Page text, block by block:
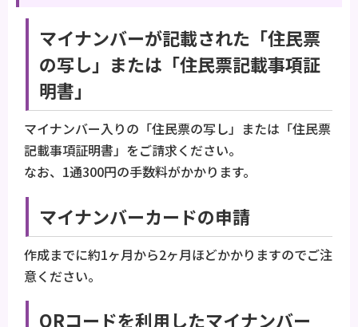
マイナンバーが記載された「住民票
の写し」または「住民票記載事項証
明書」
マイナンバー入りの「住民票の写し」または「住民票
記載事項証明書」をご請求ください。
なお、1通300円の手数料がかかります。
マイナンバーカードの申請
作成までに約1ヶ月から2ヶ月ほどかかりますのでご注
意ください。
QRコードを利用したマイナンバー